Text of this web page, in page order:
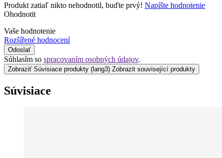
Produkt zatiaľ nikto nehodnotil, buďte prvý! Napíšte hodnotenie
Ohodnotit
Vaše hodnotenie
Rozšířené hodnocení
Odoslať
Súhlasím so spracovaním osobných údajov.
Zobraziť Súvisiace produkty (lang3) Zobrazit související produkty
Súvisiace